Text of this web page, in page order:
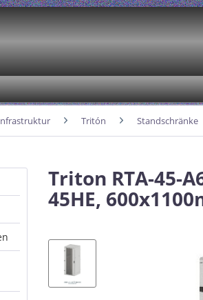
Tritón Standschränke
Triton RTA-45-
45HE,